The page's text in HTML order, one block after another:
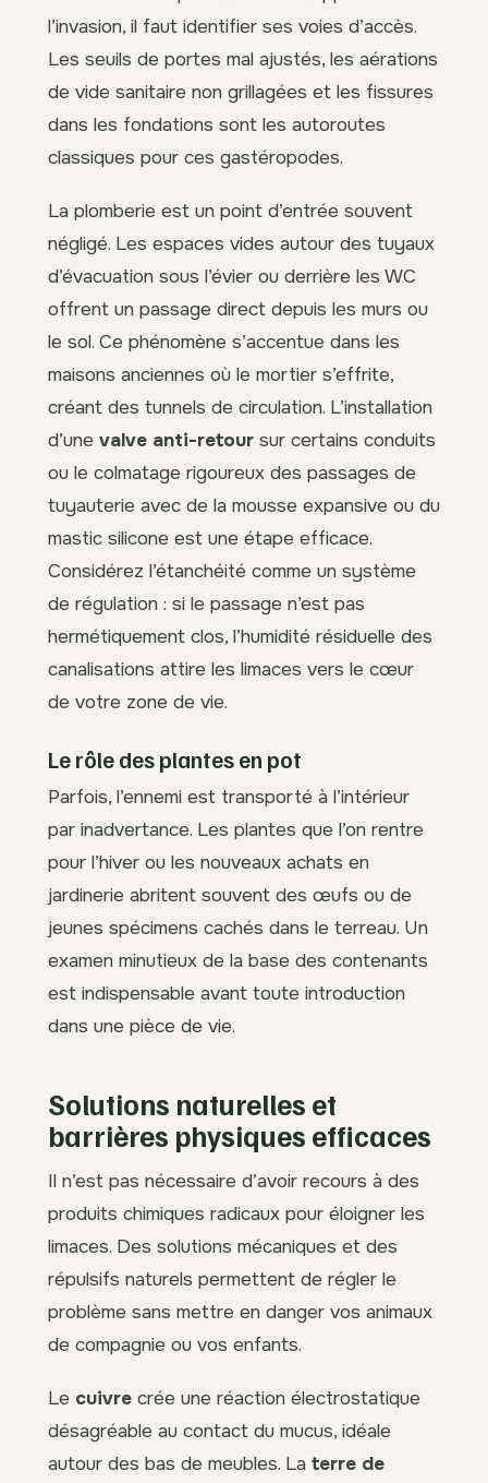
l’invasion, il faut identifier ses voies d’accès.
Les seuils de portes mal ajustés, les aérations
de vide sanitaire non grillagées et les fissures
dans les fondations sont les autoroutes
classiques pour ces gastéropodes.
La plomberie est un point d’entrée souvent
négligé. Les espaces vides autour des tuyaux
d’évacuation sous l’évier ou derrière les WC
offrent un passage direct depuis les murs ou
le sol. Ce phénomène s’accentue dans les
maisons anciennes où le mortier s’effrite,
créant des tunnels de circulation. L’installation
d’une valve anti-retour sur certains conduits
ou le colmatage rigoureux des passages de
tuyauterie avec de la mousse expansive ou du
mastic silicone est une étape efficace.
Considérez l’étanchéité comme un système
de régulation : si le passage n’est pas
hermétiquement clos, l’humidité résiduelle des
canalisations attire les limaces vers le cœur
de votre zone de vie.
Le rôle des plantes en pot
Parfois, l’ennemi est transporté à l’intérieur
par inadvertance. Les plantes que l’on rentre
pour l’hiver ou les nouveaux achats en
jardinerie abritent souvent des œufs ou de
jeunes spécimens cachés dans le terreau. Un
examen minutieux de la base des contenants
est indispensable avant toute introduction
dans une pièce de vie.
Solutions naturelles et
barrières physiques efficaces
Il n’est pas nécessaire d’avoir recours à des
produits chimiques radicaux pour éloigner les
limaces. Des solutions mécaniques et des
répulsifs naturels permettent de régler le
problème sans mettre en danger vos animaux
de compagnie ou vos enfants.
Le cuivre crée une réaction électrostatique
désagréable au contact du mucus, idéale
autour des bas de meubles. La terre de